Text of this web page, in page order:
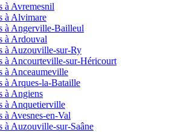
à Avremesnil
à Alvimare
à Angerville-Bailleul
à Ardouval
à Auzouville-sur-Ry
à Ancourteville-sur-Héricourt
à Anceaumeville
à Arques-la-Bataille
à Angiens
à Anquetierville
à Avesnes-en-Val
à Auzouville-sur-Saâne